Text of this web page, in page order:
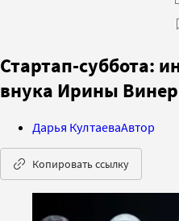
Стартап-суббота:
внука Ирины
Дарья КултаеваАвтор
Копировать ссылку